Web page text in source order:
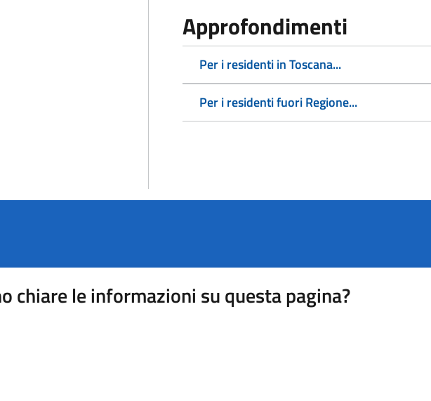
Approfondimenti
Per i residenti in Toscana...
Per i residenti fuori Regione...
chiare le informazioni su questa pagina?